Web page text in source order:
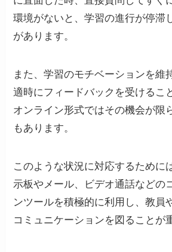
環境がないと、学習の進行が停滞
があります。
また、学習のモチベーションを維
適時にフィードバックを受けるこ
オンライン形式ではその機会が限
もあります。
このような状況に対応するために
示板やメール、ビデオ通話などの
ンツールを積極的に利用し、教員
コミュニケーションを図ることが